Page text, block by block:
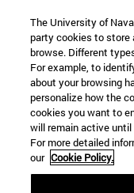
The University of
party cookies to store
browse. Different
For example, to
about your browsing
personalize how the
cookies you want to
will remain active
For more detailed
our Cookie Policy.